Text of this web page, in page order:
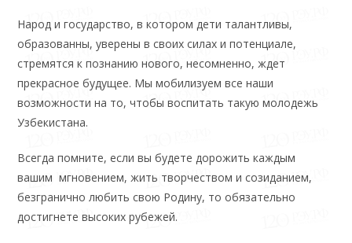
Народ и государство, в котором дети талантливы,
образованны, уверены в своих силах и потенциале,
стремятся к познанию нового, несомненно, ждет
прекрасное будущее. Мы мобилизуем все наши
возможности на то, чтобы воспитать такую молодежь
Узбекистана.
Всегда помните, если вы будете дорожить каждым
вашим мгновением, жить творчеством и созиданием,
безгранично любить свою Родину, то обязательно
достигнете высоких рубежей.